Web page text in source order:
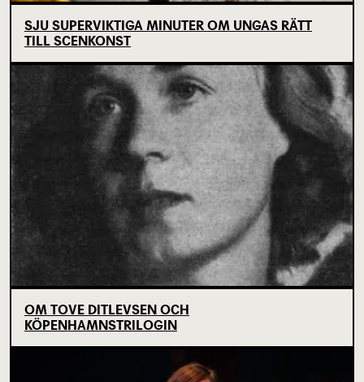
SJU SUPERVIKTIGA MINUTER OM UNGAS RÄTT
TILL SCENKONST
OM TOVE DITLEVSEN OCH
KÖPENHAMNSTRILOGIN